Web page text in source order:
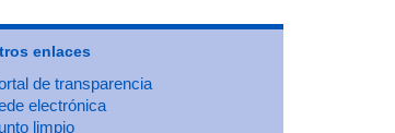
enlaces
de transparencia
electrónica
limpio